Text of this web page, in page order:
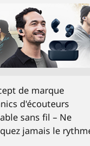
de marque
d'écouteurs
sans fil – Ne
jamais le